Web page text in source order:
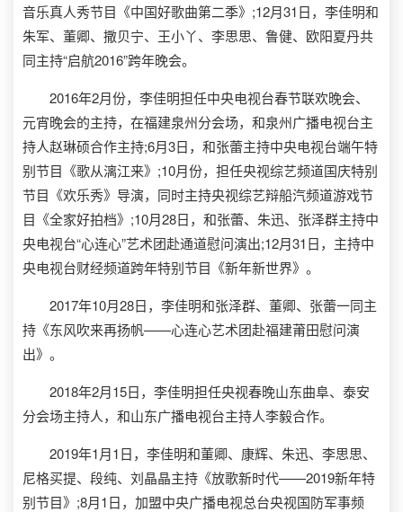
音乐真人秀节目《中国好歌曲第二季》;12月31日，李佳明和
朱军、董卿、撒贝宁、王小丫、李思思、鲁健、欧阳夏丹共
同主持“启航2016”跨年晚会。
2016年2月份，李佳明担任中央电视台春节联欢晚会、
元宵晚会的主持，在福建泉州分会场，和泉州广播电视台主
持人赵琳硕合作主持;6月3日，和张蕾主持中央电视台端午特
别节目《歌从漓江来》;10月份，担任央视综艺频道国庆特别
节目《欢乐秀》导演，同时主持央视综艺辩船汽频道游戏节
目《全家好拍档》;10月28日，和张蕾、朱迅、张泽群主持中
央电视台“心连心”艺术团赴通道慰问演出;12月31日，主持中
央电视台财经频道跨年特别节目《新年新世界》。
2017年10月28日，李佳明和张泽群、董卿、张蕾一同主
持《东风吹来再扬帆——心连心艺术团赴福建莆田慰问演
出》。
2018年2月15日，李佳明担任央视春晚山东曲阜、泰安
分会场主持人，和山东广播电视台主持人李毅合作。
2019年1月1日，李佳明和董卿、康辉、朱迅、李思思、
尼格买提、段纯、刘晶晶主持《放歌新时代——2019新年特
别节目》;8月1日，加盟中央广播电视总台央视国防军事频